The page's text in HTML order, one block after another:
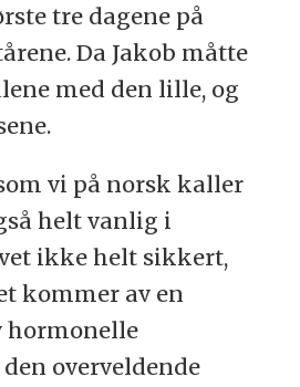
tre dagene på
Da Jakob måtte
med den lille, og
vi på norsk kaller
helt vanlig i
ikke helt sikkert,
kommer av en
hormonelle
overveldende